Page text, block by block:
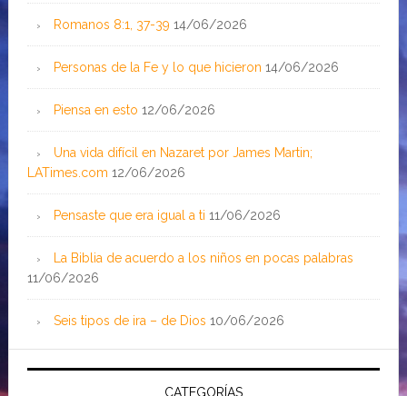
Romanos 8:1, 37-39 14/06/2026
Personas de la Fe y lo que hicieron 14/06/2026
Piensa en esto 12/06/2026
Una vida difícil en Nazaret por James Martin;
LATimes.com 12/06/2026
Pensaste que era igual a ti 11/06/2026
La Biblia de acuerdo a los niños en pocas palabras
11/06/2026
Seis tipos de ira – de Dios 10/06/2026
CATEGORÍAS